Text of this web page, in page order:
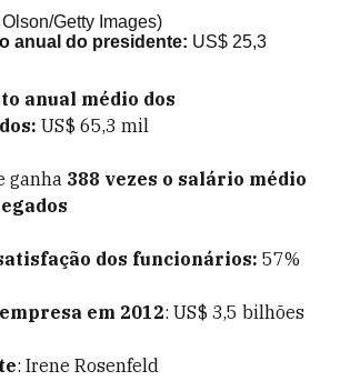
Getty Images)
anual do presidente: US$ 25,3
anual médio dos
US$ 65,3 mil
ganha 388 vezes o salário médio
dos funcionários: 57%
em 2012: US$ 3,5 bilhões
: Irene Rosenfeld